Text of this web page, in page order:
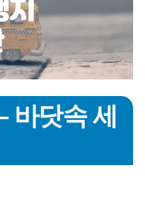
바닷속 세